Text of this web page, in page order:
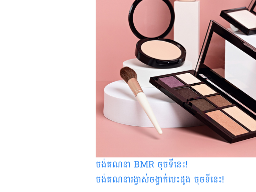
ចង់គណនា BMR ចុចទីនេះ!
ចង់គណនារង្វាស់ចង្វាក់បេះដូង ចុចទីនេះ!